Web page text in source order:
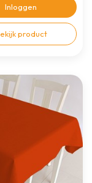
Inloggen
product